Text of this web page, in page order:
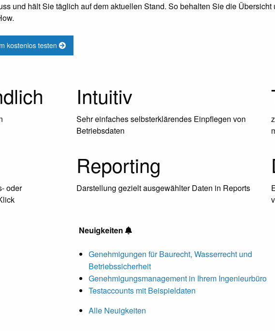
und hält Sie täglich auf dem aktuellen Stand. So behalten Sie die Übersicht
kostenlos testen
Intuitiv
Sehr einfaches selbsterklärendes Einpflegen von
Betriebsdaten
oder
Reporting
Darstellung gezielt ausgewählter Daten in Reports
Neuigkeiten
Genehmigungen für Baurecht, Wasserrecht und
Betriebssicherheit
Genehmigungsmanagement in Ihrem Ingenieurbüro
Testaccounts mit Beispieldaten
Alle Neuigkeiten